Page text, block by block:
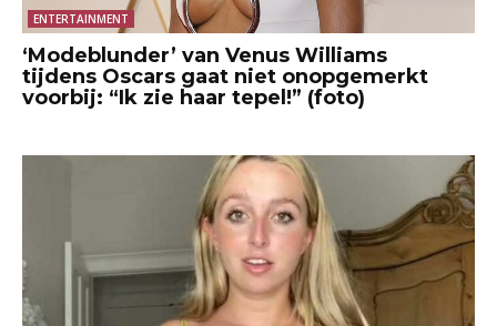
ENTERTAINMENT
‘Modeblunder’ van Venus Williams
tijdens Oscars gaat niet onopgemerkt
voorbij: “Ik zie haar tepel!” (foto)